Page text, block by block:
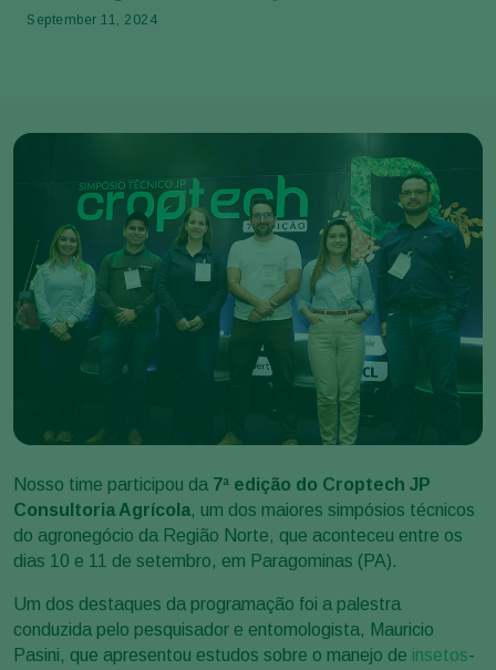
September 11, 2024
Nosso time participou da 7ª edição do Croptech JP
Consultoria Agrícola, um dos maiores simpósios técnicos
do agronegócio da Região Norte, que aconteceu entre os
dias 10 e 11 de setembro, em Paragominas (PA).
Um dos destaques da programação foi a palestra
conduzida pelo pesquisador e entomologista, Mauricio
Pasini, que apresentou estudos sobre o manejo de insetos-